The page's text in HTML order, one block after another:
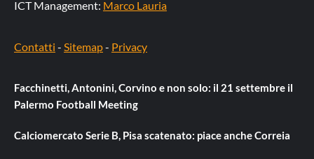
ICT Management: Marco Lauria
Contatti - Sitemap- Privacy
Facchinetti, Antonini, Corvino e non solo: il 21 settembre il
Palermo Football Meeting
Calciomercato Serie B, Pisa scatenato: piace anche Correia